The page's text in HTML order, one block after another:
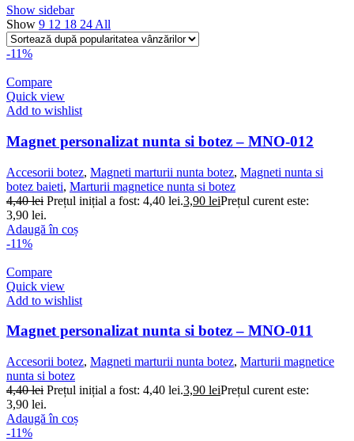
Show sidebar
Show 9 12 18 24 All
-11%
Compare
Quick view
Add to wishlist
Magnet personalizat nunta si botez – MNO-012
Accesorii botez, Magneti marturii nunta botez, Magneti nunta si
botez baieti, Marturii magnetice nunta si botez
4,40lei Prețul inițial a fost: 4,40 lei.3,90 leiPrețul curent este:
3,90 lei.
Adaugă în coș
-11%
Compare
Quick view
Add to wishlist
Magnet personalizat nunta si botez – MNO-011
Accesorii botez, Magneti marturii nunta botez, Marturii magnetice
nunta si botez
4,40lei Prețul inițial a fost: 4,40 lei.3,90 leiPrețul curent este:
3,90 lei.
Adaugă în coș
-11%